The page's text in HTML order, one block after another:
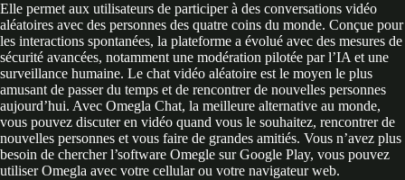
Elle permet aux utilisateurs de participer à des conversations vidéo
aléatoires avec des personnes des quatre coins du monde. Conçue pour
les interactions spontanées, la plateforme a évolué avec des mesures de
sécurité avancées, notamment une modération pilotée par l’IA et une
surveillance humaine. Le chat vidéo aléatoire est le moyen le plus
amusant de passer du temps et de rencontrer de nouvelles personnes
aujourd’hui. Avec Omegla Chat, la meilleure alternative au monde,
vous pouvez discuter en vidéo quand vous le souhaitez, rencontrer de
nouvelles personnes et vous faire de grandes amitiés. Vous n’avez plus
besoin de chercher l’software Omegle sur Google Play, vous pouvez
utiliser Omegla avec votre cellular ou votre navigateur web.